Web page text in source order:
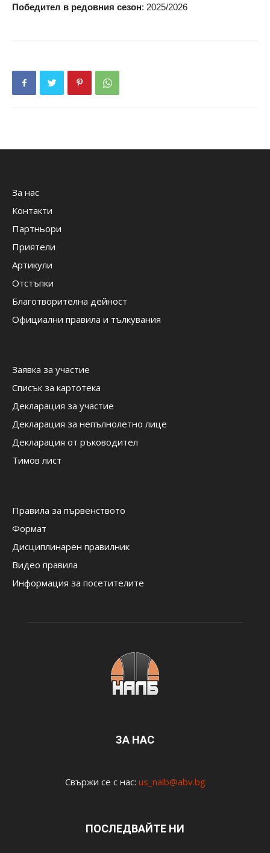
Победител в редовния сезон: 2025/2026
За нас
Контакти
Партньори
Приятели
Артикули
Отстъпки
Благотворителна дейност
Официални правила и тълкувания
Заявка за участие
Списък за картотека
Декларация за участие
Декларация за непълнолетно лице
Декларация от ръководител
Тимов лист
Правила за първенството
Формат
Дисциплинарен правилник
Видео правила
Информация за посетителите
ЗА НАС
Свържи се с нас: us_nalb@abv.bg
ПОСЛЕДВАЙТЕ НИ